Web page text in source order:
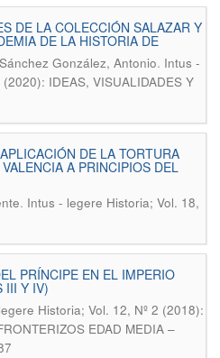
DE LA COLECCIÓN SALAZAR Y
DE LA HISTORIA DE
González, Antonio. Intus -
IDEAS, VISUALIDADES Y
DE LA TORTURA
A PRINCIPIOS DEL
. Intus - legere Historia; Vol. 18,
PRÍNCIPE EN EL IMPERIO
III Y IV)
Historia; Vol. 12, Nº 2 (2018):
EDAD MEDIA –